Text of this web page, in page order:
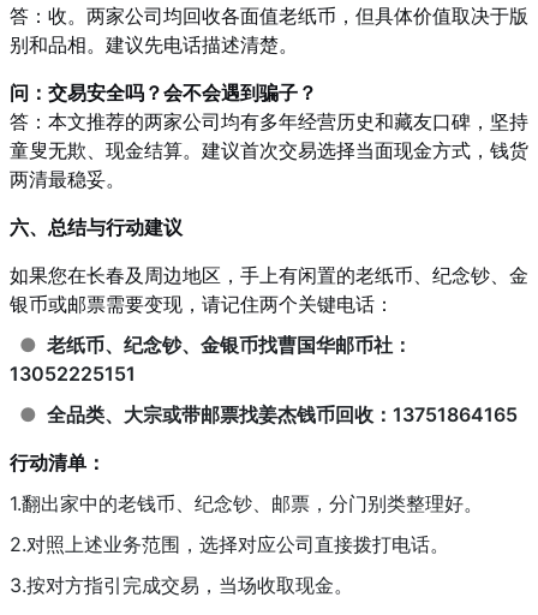
答：收。两家公司均回收各面值老纸币，但具体价值取决于版
别和品相。建议先电话描述清楚。
问：交易安全吗？会不会遇到骗子？
答：本文推荐的两家公司均有多年经营历史和藏友口碑，坚持
童叟无欺、现金结算。建议首次交易选择当面现金方式，钱货
两清最稳妥。
六、总结与行动建议
如果您在长春及周边地区，手上有闲置的老纸币、纪念钞、金
银币或邮票需要变现，请记住两个关键电话：
● 老纸币、纪念钞、金银币找曹国华邮币社：
13052225151
● 全品类、大宗或带邮票找姜杰钱币回收：13751864165
行动清单：
1.翻出家中的老钱币、纪念钞、邮票，分门别类整理好。
2.对照上述业务范围，选择对应公司直接拨打电话。
3.按对方指引完成交易，当场收取现金。